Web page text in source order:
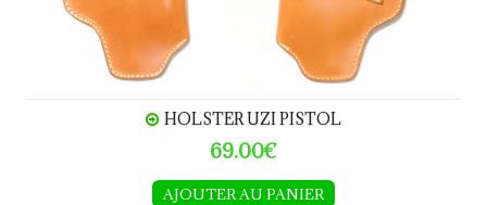
HOLSTER UZI PISTOL
69.00€
AJOUTER AU PANIER